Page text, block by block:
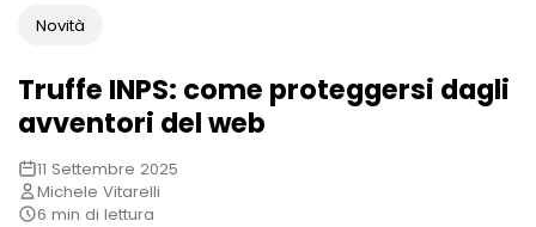
Novità
Truffe INPS: come proteggersi dagli
avventori del web
11 Settembre 2025
Michele Vitarelli
6 min di lettura